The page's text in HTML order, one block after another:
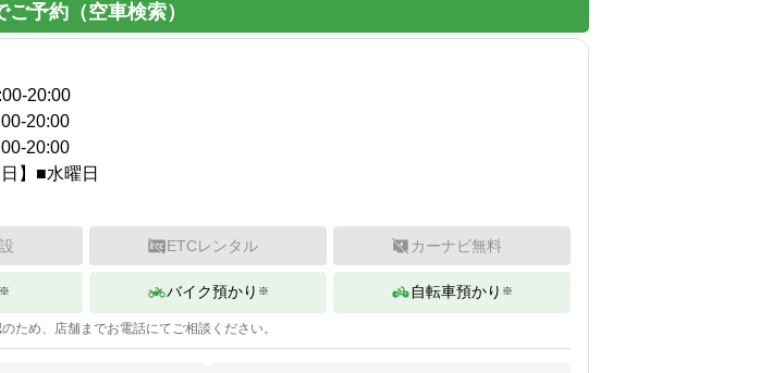
予約（空車検索）
-20:00
20:00
20:00
日】■水曜日
ETCレンタル カーナビ無料
※ バイク預かり ※ 自転車預かり ※
ため、店舗までお電話にてご相談ください。